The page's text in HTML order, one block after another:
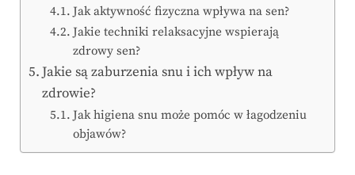
Jak aktywność fizyczna wpływa na sen?
Jakie techniki relaksacyjne wspierają
zdrowy sen?
Jakie są zaburzenia snu i ich wpływ na
zdrowie?
Jak higiena snu może pomóc w łagodzeniu
objawów?